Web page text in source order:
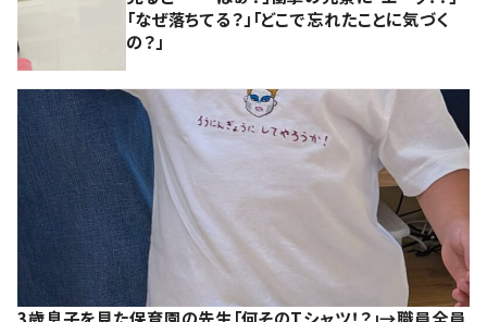
「なぜ落ちてる？」「どこで忘れたことに気づく
の？」